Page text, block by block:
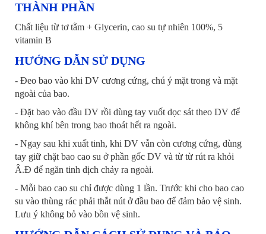
THÀNH PHẦN
Chất liệu từ tơ tằm + Glycerin, cao su tự nhiên 100%, 5
vitamin B
HƯỚNG DẪN SỬ DỤNG
- Đeo bao vào khi DV cương cứng, chú ý mặt trong và mặt
ngoài của bao.
- Đặt bao vào đầu DV rồi dùng tay vuốt dọc sát theo DV để
không khí bên trong bao thoát hết ra ngoài.
- Ngay sau khi xuất tinh, khi DV vẫn còn cương cứng, dùng
tay giữ chặt bao cao su ở phần gốc DV và từ từ rút ra khỏi
Â.Đ để ngăn tinh dịch chảy ra ngoài.
- Mỗi bao cao su chỉ được dùng 1 lần. Trước khi cho bao cao
su vào thùng rác phải thắt nút ở đầu bao để đảm bảo vệ sinh.
Lưu ý không bỏ vào bồn vệ sinh.